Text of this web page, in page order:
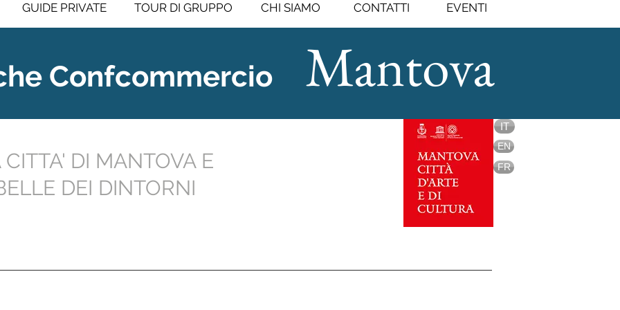
GUIDE PRIVATE TOUR DI GRUPPO CHI SIAMO CONTATTI EVENTI
Mantova
Confcommercio
DI MANTOVA E
DEI DINTORNI
IT
EN
FR
Mantova
Confcommercio